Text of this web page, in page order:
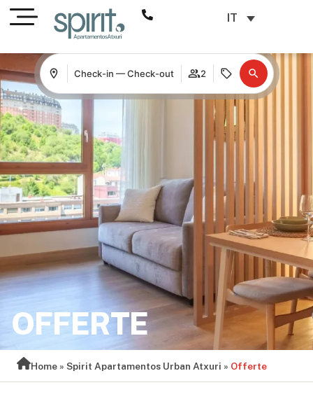
IT
Check-in — Check-out 2
OFFERTE
Home »Spirit Apartamentos Urban Atxuri » Offerte